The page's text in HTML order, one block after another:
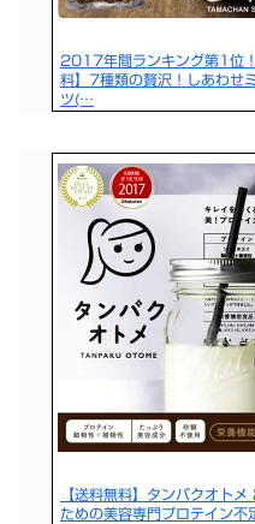
2017年間ランキング第1位
料】7種類の贅沢！しあわせ
ツ(…
【送料無料】タンパクオト
ための美容専門プロテイン不